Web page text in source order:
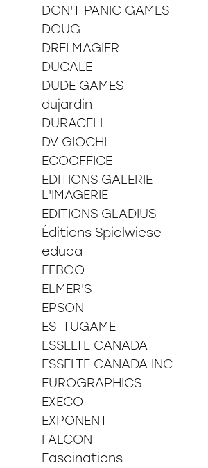
DON'T PANIC GAMES
DOUG
DREI MAGIER
DUCALE
DUDE GAMES
dujardin
DURACELL
DV GIOCHI
ECOOFFICE
EDITIONS GALERIE
L'IMAGERIE
EDITIONS GLADIUS
Éditions Spielwiese
educa
EEBOO
ELMER'S
EPSON
ES-TUGAME
ESSELTE CANADA
ESSELTE CANADA INC
EUROGRAPHICS
EXECO
EXPONENT
FALCON
Fascinations